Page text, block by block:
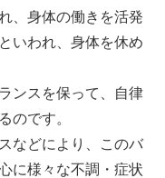
、身体の働きを活発
いわれ、身体を休め
ンスを保って、自律
のです。
などにより、このバ
に様々な不調・症状